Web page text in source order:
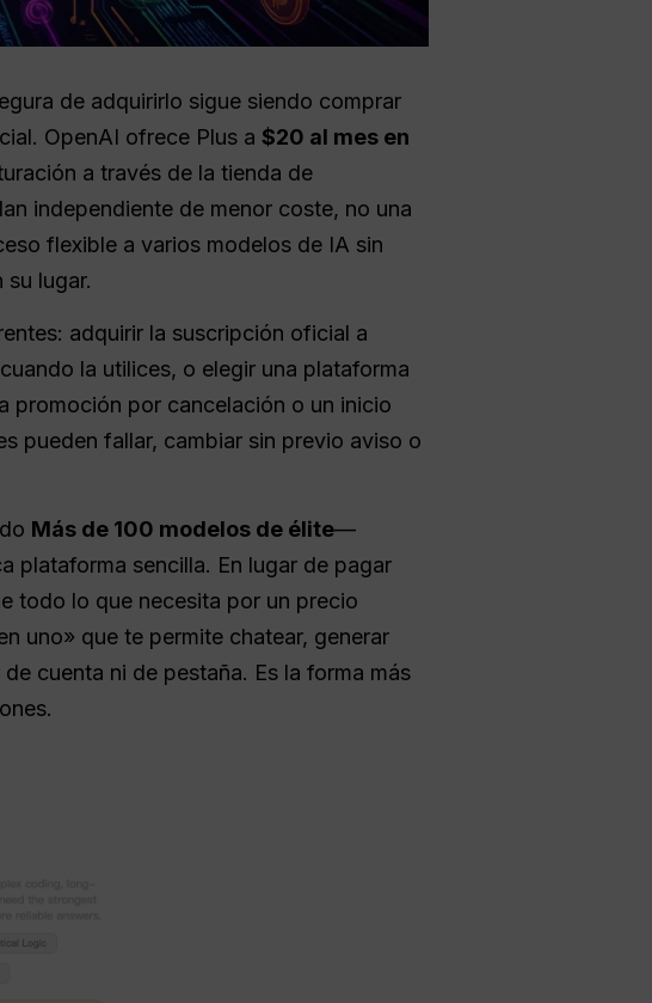
de adquirirlo sigue siendo comprar
OpenAI ofrece Plus a $20 al mes en
a través de la tienda de
independiente de menor coste, no una
flexible a varios modelos de IA sin
su lugar.
adquirir la suscripción oficial a
la utilices, o elegir una plataforma
promoción por cancelación o un inicio
pueden fallar, cambiar sin previo aviso o
Más de 100 modelos de élite—
plataforma sencilla. En lugar de pagar
todo lo que necesita por un precio
uno» que te permite chatear, generar
cuenta ni de pestaña. Es la forma más